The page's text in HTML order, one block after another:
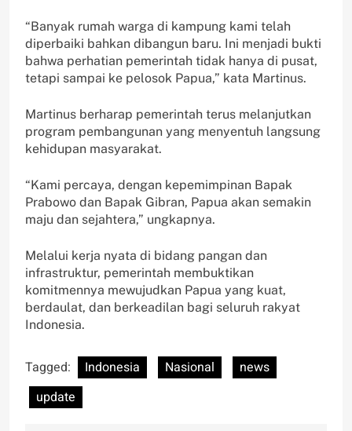
“Banyak rumah warga di kampung kami telah
diperbaiki bahkan dibangun baru. Ini menjadi bukti
bahwa perhatian pemerintah tidak hanya di pusat,
tetapi sampai ke pelosok Papua,” kata Martinus.
Martinus berharap pemerintah terus melanjutkan
program pembangunan yang menyentuh langsung
kehidupan masyarakat.
“Kami percaya, dengan kepemimpinan Bapak
Prabowo dan Bapak Gibran, Papua akan semakin
maju dan sejahtera,” ungkapnya.
Melalui kerja nyata di bidang pangan dan
infrastruktur, pemerintah membuktikan
komitmennya mewujudkan Papua yang kuat,
berdaulat, dan berkeadilan bagi seluruh rakyat
Indonesia.
Tagged: Indonesia Nasional
news
update